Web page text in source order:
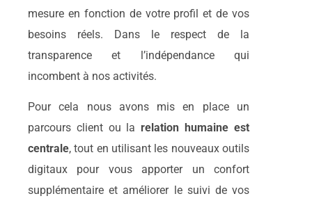
mesure en fonction de votre profil et de vos
besoins réels. Dans le respect de la
transparence et l’indépendance qui
incombent à nos activités.
Pour cela nous avons mis en place un
parcours client ou la relation humaine est
centrale, tout en utilisant les nouveaux outils
digitaux pour vous apporter un confort
supplémentaire et améliorer le suivi de vos